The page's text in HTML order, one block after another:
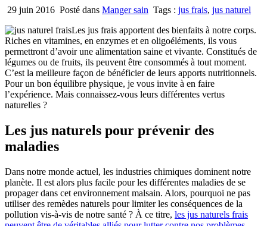
29 juin 2016 Posté dans Manger sain Tags : jus frais, jus naturel
Les jus frais apportent des bienfaits à notre corps.
Riches en vitamines, en enzymes et en oligoéléments, ils vous
permettront d’avoir une alimentation saine et vivante. Constitués de
légumes ou de fruits, ils peuvent être consommés à tout moment.
C’est la meilleure façon de bénéficier de leurs apports nutritionnels.
Pour un bon équilibre physique, je vous invite à en faire
l’expérience. Mais connaissez-vous leurs différentes vertus
naturelles ?
Les jus naturels pour prévenir des
maladies
Dans notre monde actuel, les industries chimiques dominent notre
planète. Il est alors plus facile pour les différentes maladies de se
propager dans cet environnement malsain. Alors, pourquoi ne pas
utiliser des remèdes naturels pour limiter les conséquences de la
pollution vis-à-vis de notre santé ? À ce titre, les jus naturels frais